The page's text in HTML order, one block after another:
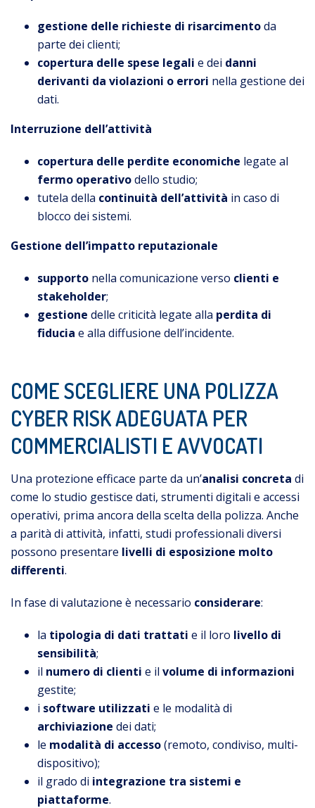
gestione delle richieste di risarcimentoda
parte dei clienti;
copertura delle spese legali e dei danni
derivanti da violazioni o errori nella gestione dei
dati.
Interruzione dell’attività
copertura delle perdite economiche legate al
fermo operativodello studio;
tutela della continuità dell’attività in caso di
blocco dei sistemi.
Gestione dell’impatto reputazionale
supportonella comunicazione verso clienti e
stakeholder;
gestione delle criticità legate alla perdita di
fiducia e alla diffusione dell’incidente.
COME SCEGLIERE UNA POLIZZA
CYBER RISK ADEGUATA PER
COMMERCIALISTI E AVVOCATI
Una protezione efficace parte da un’analisi concreta di
come lo studio gestisce dati, strumenti digitali e accessi
operativi, prima ancora della scelta della polizza. Anche
a parità di attività, infatti, studi professionali diversi
possono presentare livelli di esposizione molto
differenti.
In fase di valutazione è necessario considerare:
la tipologia di dati trattati e il loro livello di
sensibilità;
il numero di clienti e il volume di informazioni
gestite;
i software utilizzati e le modalità di
archiviazione dei dati;
le modalità di accesso(remoto, condiviso, multi-
dispositivo);
il grado di integrazione tra sistemi e
piattaforme.